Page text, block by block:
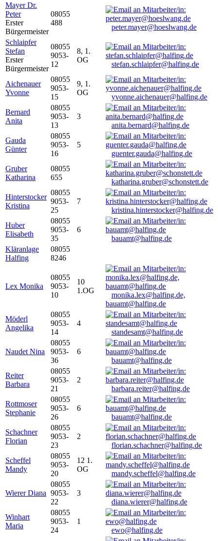
Mayer Dr.
Peter
Erster
Bürgermeister
08055
488
peter.mayer@hoeslwang.de
Schlaipfer
Stefan
Erster
Bürgermeister
08055
9053-
12
8, 1.
OG
stefan.schlaipfer@halfing.de
Aichenauer
Yvonne
08055
9053-
15
9, 1.
OG
yvonne.aichenauer@halfing.de
Bernard
Anita
08055
9053-
13
3
anita.bernard@halfing.de
Gauda
Günter
08055
9053-
16
5
guenter.gauda@halfing.de
Gruber
Katharina
08055
655
katharina.gruber@schonstett.de
Hinterstocker
Kristina
08055
9053-
25
7
kristina.hinterstocker@halfing.de
Huber
Elisabeth
08055
9053-
35
6
bauamt@halfing.de
Kläranlage
Halfing
08055
8246
Lex Monika
08055
9053-
10
10
1.OG
monika.lex@halfing.de,
bauamt@halfing.de
Möderl
Angelika
08055
9053-
14
4
standesamt@halfing.de
Naudet Nina
08055
9053-
36
6
bauamt@halfing.de
Reiter
Barbara
08055
9053-
21
2
barbara.reiter@halfing.de
Rottmoser
Stephanie
08055
9053-
26
6
bauamt@halfing.de
Schachner
Florian
08055
9053-
23
2
florian.schachner@halfing.de
Scheffel
Mandy
08055
9053-
20
12 1.
OG
mandy.scheffel@halfing.de
Wierer Diana
08055
9053-
22
3
diana.wierer@halfing.de
Winhart
Maria
08055
9053-
24
1
ewo@halfing.de